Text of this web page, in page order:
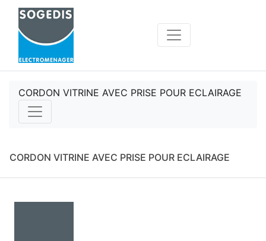
CORDON VITRINE AVEC PRISE POUR ECLAIRAGE
CORDON VITRINE AVEC PRISE POUR ECLAIRAGE